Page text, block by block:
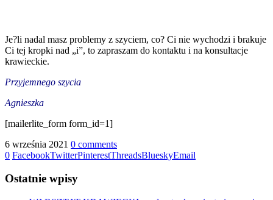
Je?li nadal masz problemy z szyciem, co? Ci nie wychodzi i brakuje
Ci tej kropki nad „i”, to zapraszam do kontaktu i na konsultacje
krawieckie.
Przyjemnego szycia
Agnieszka
[mailerlite_form form_id=1]
6 września 2021 0 comments
0 FacebookTwitterPinterestThreadsBlueskyEmail
Ostatnie wpisy